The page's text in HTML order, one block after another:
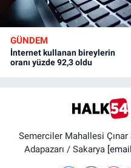
GÜNDEM
İnternet kullanan bireylerin
oranı yüzde 92,3 oldu
Semerciler Mahallesi
Adapazarı / Sakarya